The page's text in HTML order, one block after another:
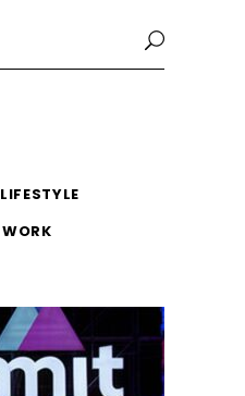
LIFESTYLE
WORK